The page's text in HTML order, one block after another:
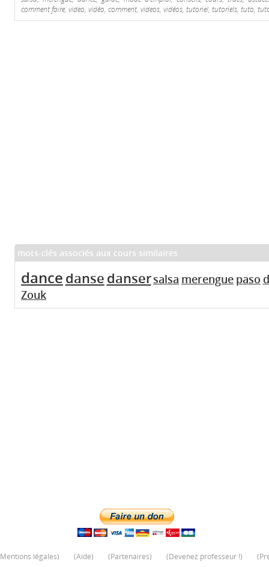
comment faire, video, vidéo, comment, videos, vidéos, tutoriel, tutoriels, tuto,
mots-clés associés aux cours similaires
dance danse dansersalsa merengue paso
Zouk
Mentions légales) (Aide) (Partenaires) (Devenez professeur !) (